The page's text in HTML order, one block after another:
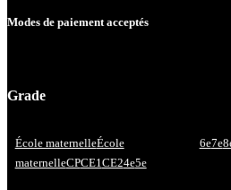
Modes de paiement acceptés
Grade
École maternelleÉcole
maternelleCPCE1 CE24e5e
6e7e